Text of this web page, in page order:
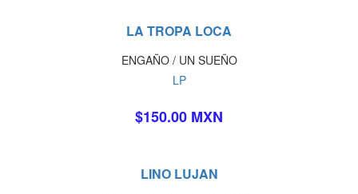
LA TROPA LOCA
ENGAÑO / UN SUEÑO
LP
$150.00 MXN
LINO LUJAN